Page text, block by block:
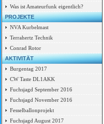
Was ist Amateurfunk eigentlich?
PROJEKTE
NVA Kurbelmast
Terrahertz Technik
Conrad Rotor
AKTIVITÄT
Burgentag 2017
CW Taste DL1AKK
Fuchsjagd September 2016
Fuchsjagd November 2016
Fesselballonprojekt
Fuchsjagd August 2017